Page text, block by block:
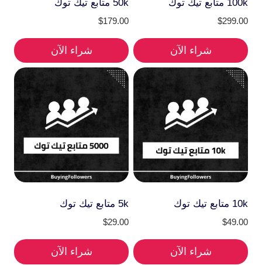
100k متابع تيك توك
$299.00
شراء الآن
50k متابع تيك توك
$179.00
شراء الآن
10k متابع تيك توك
$49.00
شراء الآن
5k متابع تيك توك
$29.00
شراء الآن